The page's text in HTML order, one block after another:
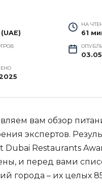
НА
61
вам обзор
экспертов.
Dubai Restaurants
и перед вами
города – их целых